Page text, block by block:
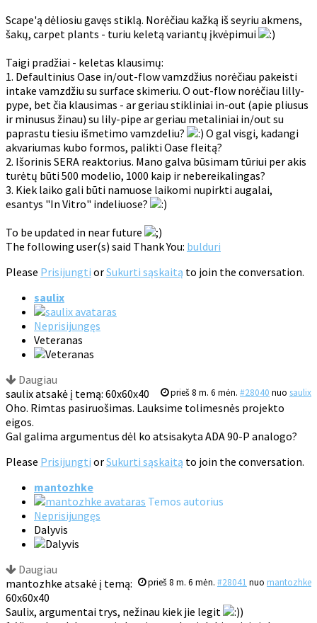
Scape'ą dėliosiu gavęs stiklą. Norėčiau kažką iš seyriu akmens,
šakų, carpet plants - turiu keletą variantų įkvėpimui
Taigi pradžiai - keletas klausimų:
1. Defaultinius Oase in/out-flow vamzdžius norėčiau pakeisti
intake vamzdžiu su surface skimeriu. O out-flow norėčiau lilly-
pype, bet čia klausimas - ar geriau stikliniai in-out (apie pliusus
ir minusus žinau) su lily-pipe ar geriau metaliniai in/out su
paprastu tiesiu išmetimo vamzdeliu?
O gal visgi, kadangi
akvariumas kubo formos, palikti Oase fleitą?
2. Išorinis SERA reaktorius. Mano galva būsimam tūriui per akis
turėtų būti 500 modelio, 1000 kaip ir nebereikalingas?
3. Kiek laiko gali būti namuose laikomi nupirkti augalai,
esantys "In Vitro" indeliuose?
To be updated in near future
The following user(s) said Thank You: bulduri
Please Prisijungti orSukurti sąskaitą to join the conversation.
saulix
Neprisijungęs
Veteranas
Daugiau
prieš 8 m. 6 mėn. #28040 nuo saulix
saulix atsakė į temą: 60x60x40
Oho. Rimtas pasiruošimas. Lauksime tolimesnės projekto
eigos.
Gal galima argumentus dėl ko atsisakyta ADA 90-P analogo?
Please Prisijungti orSukurti sąskaitą to join the conversation.
mantozhke
Temos autorius
Neprisijungęs
Dalyvis
Daugiau
prieš 8 m. 6 mėn. #28041 nuo mantozhke
mantozhke atsakė į temą:
60x60x40
Saulix, argumentai trys, nežinau kiek jie legit
)